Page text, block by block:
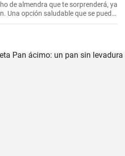
de almendra que te sorprenderá, ya
Una opción saludable que se puede